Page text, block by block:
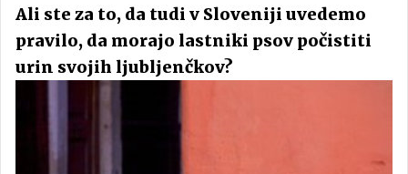
Ali ste za to, da tudi v Sloveniji uvedemo
pravilo, da morajo lastniki psov počistiti
urin svojih ljubljenčkov?